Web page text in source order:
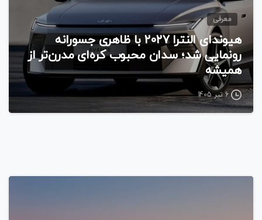
معرفی
هیوندای النترا ۲۰۲۷ با ظاهری جسورانه
رونمایی شد؛ سدان محبوب کره‌ای مدرن‌تر از
همیشه
6 تیر 1405